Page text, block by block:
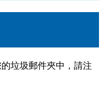
垃圾郵件夾中，請注